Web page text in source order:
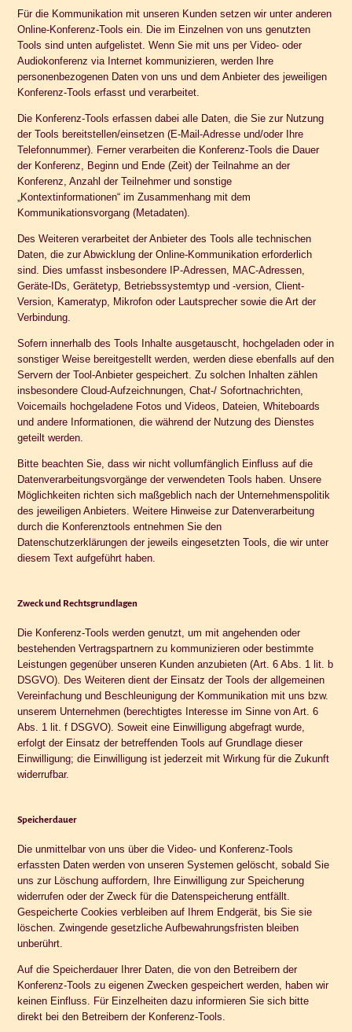
Für die Kommunikation mit unseren Kunden setzen wir unter anderen
Online-Konferenz-Tools ein. Die im Einzelnen von uns genutzten
Tools sind unten aufgelistet. Wenn Sie mit uns per Video- oder
Audiokonferenz via Internet kommunizieren, werden Ihre
personenbezogenen Daten von uns und dem Anbieter des jeweiligen
Konferenz-Tools erfasst und verarbeitet.
Die Konferenz-Tools erfassen dabei alle Daten, die Sie zur Nutzung
der Tools bereitstellen/einsetzen (E-Mail-Adresse und/oder Ihre
Telefonnummer). Ferner verarbeiten die Konferenz-Tools die Dauer
der Konferenz, Beginn und Ende (Zeit) der Teilnahme an der
Konferenz, Anzahl der Teilnehmer und sonstige
„Kontextinformationen“ im Zusammenhang mit dem
Kommunikationsvorgang (Metadaten).
Des Weiteren verarbeitet der Anbieter des Tools alle technischen
Daten, die zur Abwicklung der Online-Kommunikation erforderlich
sind. Dies umfasst insbesondere IP-Adressen, MAC-Adressen,
Geräte-IDs, Gerätetyp, Betriebssystemtyp und -version, Client-
Version, Kameratyp, Mikrofon oder Lautsprecher sowie die Art der
Verbindung.
Sofern innerhalb des Tools Inhalte ausgetauscht, hochgeladen oder in
sonstiger Weise bereitgestellt werden, werden diese ebenfalls auf den
Servern der Tool-Anbieter gespeichert. Zu solchen Inhalten zählen
insbesondere Cloud-Aufzeichnungen, Chat-/ Sofortnachrichten,
Voicemails hochgeladene Fotos und Videos, Dateien, Whiteboards
und andere Informationen, die während der Nutzung des Dienstes
geteilt werden.
Bitte beachten Sie, dass wir nicht vollumfänglich Einfluss auf die
Datenverarbeitungsvorgänge der verwendeten Tools haben. Unsere
Möglichkeiten richten sich maßgeblich nach der Unternehmenspolitik
des jeweiligen Anbieters. Weitere Hinweise zur Datenverarbeitung
durch die Konferenztools entnehmen Sie den
Datenschutzerklärungen der jeweils eingesetzten Tools, die wir unter
diesem Text aufgeführt haben.
Zweck und Rechtsgrundlagen
Die Konferenz-Tools werden genutzt, um mit angehenden oder
bestehenden Vertragspartnern zu kommunizieren oder bestimmte
Leistungen gegenüber unseren Kunden anzubieten (Art. 6 Abs. 1 lit. b
DSGVO). Des Weiteren dient der Einsatz der Tools der allgemeinen
Vereinfachung und Beschleunigung der Kommunikation mit uns bzw.
unserem Unternehmen (berechtigtes Interesse im Sinne von Art. 6
Abs. 1 lit. f DSGVO). Soweit eine Einwilligung abgefragt wurde,
erfolgt der Einsatz der betreffenden Tools auf Grundlage dieser
Einwilligung; die Einwilligung ist jederzeit mit Wirkung für die Zukunft
widerrufbar.
Speicherdauer
Die unmittelbar von uns über die Video- und Konferenz-Tools
erfassten Daten werden von unseren Systemen gelöscht, sobald Sie
uns zur Löschung auffordern, Ihre Einwilligung zur Speicherung
widerrufen oder der Zweck für die Datenspeicherung entfällt.
Gespeicherte Cookies verbleiben auf Ihrem Endgerät, bis Sie sie
löschen. Zwingende gesetzliche Aufbewahrungsfristen bleiben
unberührt.
Auf die Speicherdauer Ihrer Daten, die von den Betreibern der
Konferenz-Tools zu eigenen Zwecken gespeichert werden, haben wir
keinen Einfluss. Für Einzelheiten dazu informieren Sie sich bitte
direkt bei den Betreibern der Konferenz-Tools.